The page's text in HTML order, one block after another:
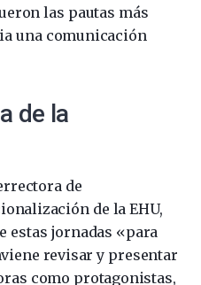
las pautas más
una comunicación
de la
de
de la EHU,
estas jornadas «para
revisar y presentar
como protagonistas,